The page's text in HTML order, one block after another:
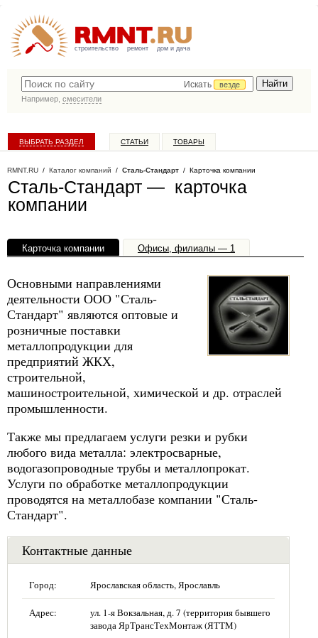
строительство ремонт дом и дача
Искать
везде
Например, смесители
ВЫБРАТЬ РАЗДЕЛ СТАТЬИ ТОВАРЫ
RMNT.RU / Каталог компаний / Сталь-Стандарт / Карточка компании
Сталь-Стандарт — карточка
компании
Карточка компании Офисы, филиалы — 1
Основными направлениями
деятельности ООО "Сталь-
Стандарт" являются оптовые и
розничные поставки
металлопродукции для
предприятий ЖКХ,
строительной,
машиностроительной, химической и др. отраслей
промышленности.
Также мы предлагаем услуги резки и рубки
любого вида металла: электросварные,
водогазопроводные трубы и металлопрокат.
Услуги по обработке металлопродукции
проводятся на металлобазе компании "Сталь-
Стандарт".
Контактные данные
Город: Ярославская область, Ярославль
Адрес:
ул. 1-я Вокзальная, д. 7 (территория бывшего
завода ЯрТрансТехМонтаж (ЯТТМ)